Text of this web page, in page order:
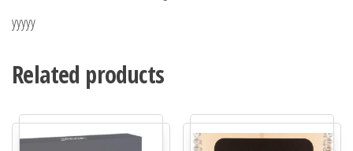
yyyyy
Related products